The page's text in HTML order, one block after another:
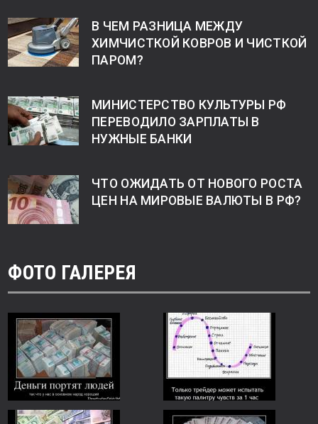
В ЧЕМ РАЗНИЦА МЕЖДУ
ХИМЧИСТКОЙ КОВРОВ И ЧИСТКОЙ
ПАРОМ?
МИНИСТЕРСТВО КУЛЬТУРЫ РФ
ПЕРЕВОДИЛО ЗАРПЛАТЫ В
НУЖНЫЕ БАНКИ
ЧТО ОЖИДАТЬ ОТ НОВОГО РОСТА
ЦЕН НА МИРОВЫЕ ВАЛЮТЫ В РФ?
ФОТО ГАЛЕРЕЯ